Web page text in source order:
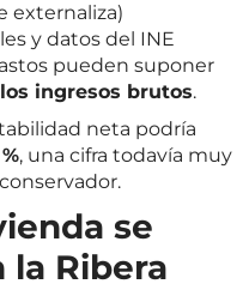
externaliza)
y datos del INE
pueden suponer
ingresos brutos.
neta podría
, una cifra todavía muy
se
la Ribera